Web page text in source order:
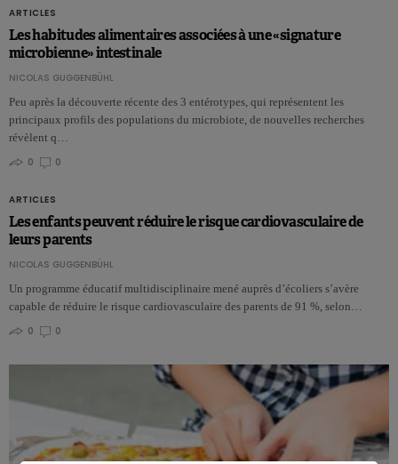
ARTICLES
Les habitudes alimentaires associées à une «signature
microbienne» intestinale
NICOLAS GUGGENBÜHL
Peu après la découverte récente des 3 entérotypes, qui représentent les
principaux profils des populations du microbiote, de nouvelles recherches
révèlent q…
0
0
ARTICLES
Les enfants peuvent réduire le risque cardiovasculaire de
leurs parents
NICOLAS GUGGENBÜHL
Un programme éducatif multidisciplinaire mené auprès d’écoliers s’avère
capable de réduire le risque cardiovasculaire des parents de 91 %, selon…
0
0